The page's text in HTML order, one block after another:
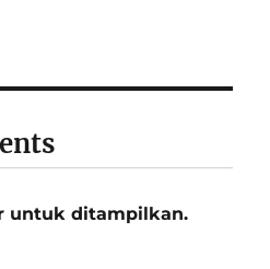
untuk ditampilkan.